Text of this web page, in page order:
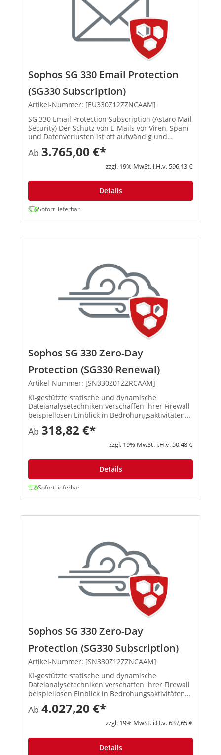
Sophos SG 330 Email Protection
(SG330 Subscription)
Artikel-Nummer: [EU330Z12ZZNCAAM]
SG 330 Email Protection Subscription (Astaro Mail
Security) Der Schutz von E-Mails vor Viren, Spam
und Datenverlusten ist oft aufwändig und
zeitraubend. Sie müssen auf Infektionen durch
Viren reagieren, die Spam-Quarantäne verwalten
Ab 3.765,00 €*
zzgl. 19% MwSt. i.H.v. 596,13 €
Details
Sofort lieferbar
Sophos SG 330 Zero-Day
Protection (SG330 Renewal)
Artikel-Nummer: [SN330Z01ZZRCAAM]
KI-gestützte statische und dynamische
Dateianalysetechniken verschaffen Ihrer Firewall
beispiellosen Einblick in Bedrohungsaktivitäten
und identifizieren und blockieren so effektiv
Ransomware sowie andere bekannte und
unbekannte Bedrohungen. Mit d...
Ab 318,82 €*
zzgl. 19% MwSt. i.H.v. 50,48 €
Details
Sofort lieferbar
Sophos SG 330 Zero-Day
Protection (SG330 Subscription)
Artikel-Nummer: [SN330Z12ZZNCAAM]
KI-gestützte statische und dynamische
Dateianalysetechniken verschaffen Ihrer Firewall
beispiellosen Einblick in Bedrohungsaktivitäten
und identifizieren und blockieren so effektiv
Ransomware sowie andere bekannte und
unbekannte Bedrohungen. Mit d...
Ab 4.027,20 €*
zzgl. 19% MwSt. i.H.v. 637,65 €
Details